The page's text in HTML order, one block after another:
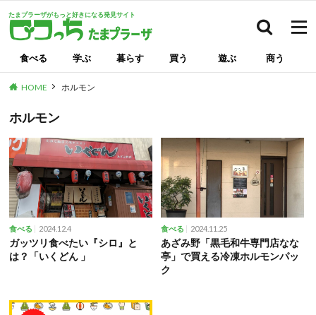
たまプラーザがもっと好きになる発見サイト
食べる 学ぶ 暮らす 買う 遊ぶ 商う
HOME ホルモン
ホルモン
食べる 2024.12.4
ガッツリ食べたい『シロ』と
は？「いくどん 」
食べる 2024.11.25
あざみ野「黒毛和牛専門店なな
亭」で買える冷凍ホルモンパッ
ク